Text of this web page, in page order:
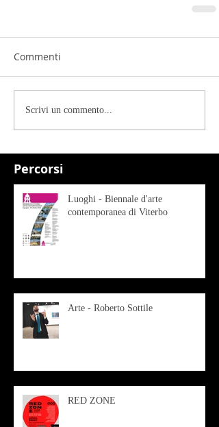
Percorsi
Commenti
Scrivi un commento...
Luoghi - Biennale d'arte
contemporanea di Viterbo
Arte - Roberto Sottile
RED ZONE